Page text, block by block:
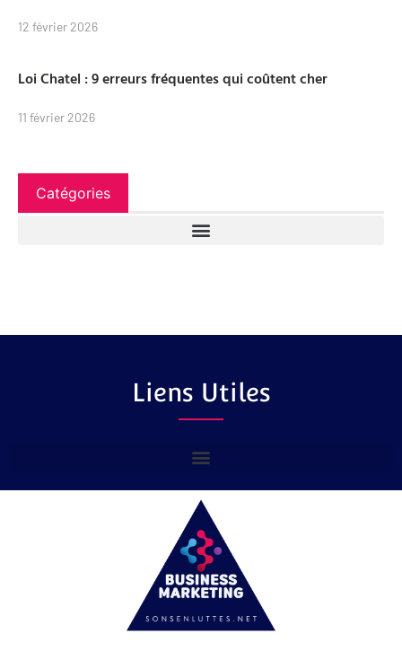
12 février 2026
Loi Chatel : 9 erreurs fréquentes qui coûtent cher
11 février 2026
Catégories
Liens Utiles